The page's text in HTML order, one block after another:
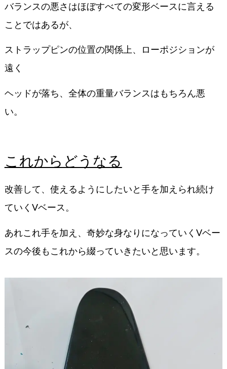
バランスの悪さはほぼすべての変形ベースに言える
ことではあるが、
ストラップピンの位置の関係上、ローポジションが
遠く
ヘッドが落ち、全体の重量バランスはもちろん悪
い。
これからどうなる
改善して、使えるようにしたいと手を加えられ続け
ていくVベース。
あれこれ手を加え、奇妙な身なりになっていくVベー
スの今後もこれから綴っていきたいと思います。